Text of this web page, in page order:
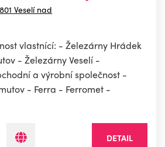
Veselí nad
vlastnící: - Železárny Hrádek
- Železárny Veselí -
a výrobní společnost -
- Ferra - Ferromet -
DETAIL